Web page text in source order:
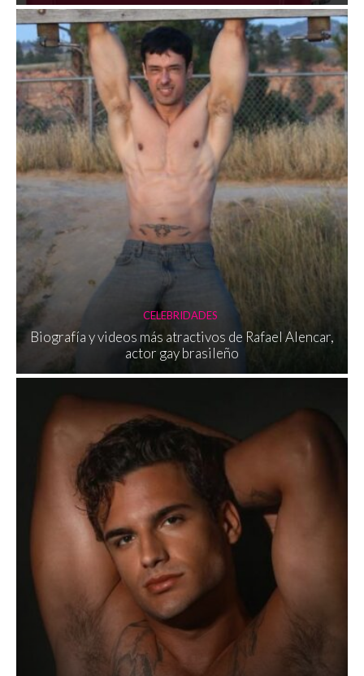
CELEBRIDADES
Biografía y videos más atractivos de Rafael Alencar,
actor gay brasileño